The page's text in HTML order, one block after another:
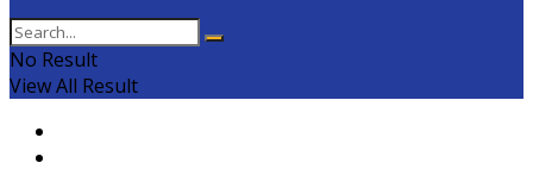
No Result
View All Result